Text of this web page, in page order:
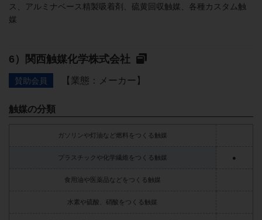
ス、アルミナベース精製吸着剤、硫黄回収触媒、各種カスタム触
媒
関西触媒化学株式会社
賛助会員 【業態：メーカー】
触媒の分類
ガソリンや灯油など燃料をつくる触媒
プラスチックや化学繊維をつくる触媒
食用油や医薬品などをつくる触媒
水素や硫酸、硝酸をつくる触媒
●